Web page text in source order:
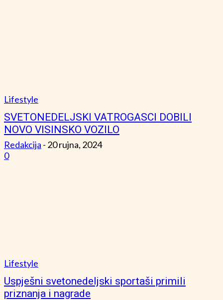
Lifestyle
SVETONEDELJSKI VATROGASCI DOBILI
NOVO VISINSKO VOZILO
Redakcija - 20 rujna, 2024
0
Lifestyle
Uspješni svetonedeljski sportaši primili
priznanja i nagrade